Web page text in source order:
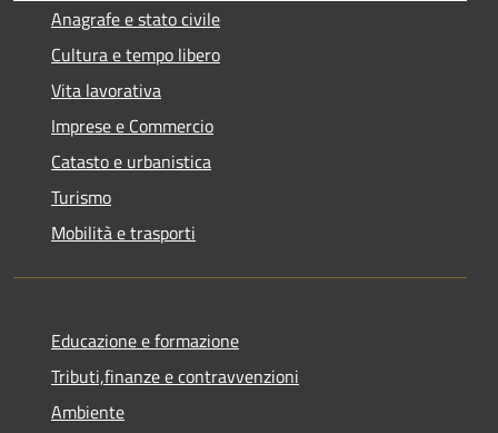
Anagrafe e stato civile
Cultura e tempo libero
Vita lavorativa
Imprese e Commercio
Catasto e urbanistica
Turismo
Mobilità e trasporti
Educazione e formazione
Tributi,finanze e contravvenzioni
Ambiente